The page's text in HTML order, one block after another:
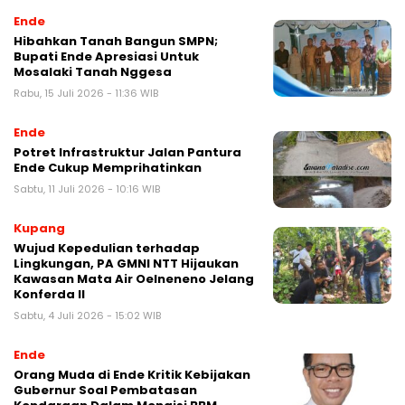
Ende
Hibahkan Tanah Bangun SMPN;
Bupati Ende Apresiasi Untuk
Mosalaki Tanah Nggesa
Rabu, 15 Juli 2026 - 11:36 WIB
Ende
Potret Infrastruktur Jalan Pantura
Ende Cukup Memprihatinkan
Sabtu, 11 Juli 2026 - 10:16 WIB
Kupang
Wujud Kepedulian terhadap
Lingkungan, PA GMNI NTT Hijaukan
Kawasan Mata Air Oelneneno Jelang
Konferda II
Sabtu, 4 Juli 2026 - 15:02 WIB
Ende
Orang Muda di Ende Kritik Kebijakan
Gubernur Soal Pembatasan